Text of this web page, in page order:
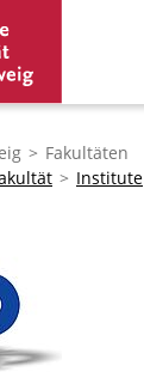
Fakultäten
Institute